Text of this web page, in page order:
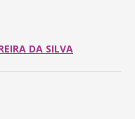
DA SILVA